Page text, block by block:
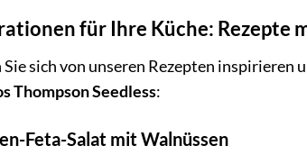
für Ihre Küche: Rezepte
Sie sich von unseren Rezepten
Thompson Seedless:
Feta-Salat mit Walnüssen